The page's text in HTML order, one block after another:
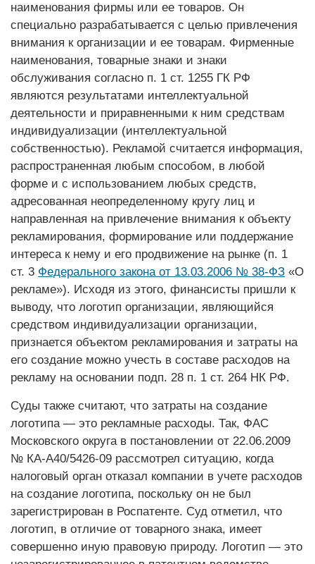
наименования фирмы или ее товаров. Он
специально разрабатывается с целью привлечения
внимания к организации и ее товарам. Фирменные
наименования, товарные знаки и знаки
обслуживания согласно п. 1 ст. 1255 ГК РФ
являются результатами интеллектуальной
деятельности и приравненными к ним средствам
индивидуализации (интеллектуальной
собственностью). Рекламой считается информация,
распространенная любым способом, в любой
форме и с использованием любых средств,
адресованная неопределенному кругу лиц и
направленная на привлечение внимания к объекту
рекламирования, формирование или поддержание
интереса к нему и его продвижение на рынке (п. 1
ст. 3 Федерального закона от 13.03.2006 № 38-ФЗ «О
рекламе»). Исходя из этого, финансисты пришли к
выводу, что логотип организации, являющийся
средством индивидуализации организации,
признается объектом рекламирования и затраты на
его создание можно учесть в составе расходов на
рекламу на основании подп. 28 п. 1 ст. 264 НК РФ.
Суды также считают, что затраты на создание
логотипа — это рекламные расходы. Так, ФАС
Московского округа в постановлении от 22.06.2009
№ КА-А40/5426-09 рассмотрел ситуацию, когда
налоговый орган отказал компании в учете расходов
на создание логотипа, поскольку он не был
зарегистрирован в Роспатенте. Суд отметил, что
логотип, в отличие от товарного знака, имеет
совершенно иную правовую природу. Логотип — это